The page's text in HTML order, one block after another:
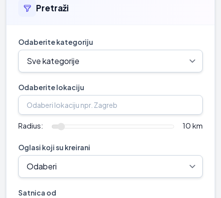
Pretraži
Odaberite kategoriju
Odaberite lokaciju
Radius: 10 km
Oglasi koji su kreirani
Satnica od